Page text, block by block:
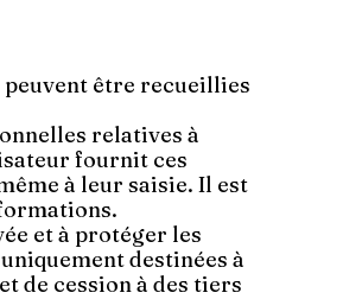
être recueillies
relatives à
fournit ces
à leur saisie. Il est
et à protéger les
destinées à
de cession à des tiers